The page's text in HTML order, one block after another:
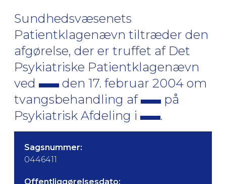
Sundhedsvæsenets
Patientklagenævn tiltræder den
afgørelse, der er truffet af Det
Psykiatriske Patientklagenævn
ved
den 17. februar 2004 om
tvangsbehandling af
på
Psykiatrisk Afdeling i
.
Sagsnummer:
0446411
Offentliggørelsesdato: